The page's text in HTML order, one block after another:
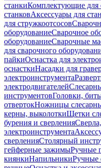
станкиКомплектующие для
станковАксессуары для
для стружкоотсосов
оборудованиеСварочное
оборудованиеСварочные
для сварочного
пайкиОснастка для
оснасткиНасадки для
электроинструмента
электродвигателей
инструментовГоловки,
отвертокНожницы
керны, выколоткиЩетки
бурения и сверления
электроинструмента
сверленияСтолярный
гейферные зажимыРучные
киянкиНапильникиРучные